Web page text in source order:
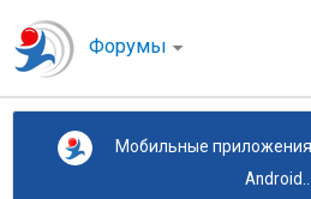
Форумы
Мобильные
Android...